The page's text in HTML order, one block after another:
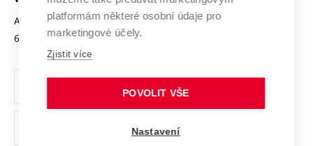
Projekty ze strukturálních fondů
Specifický výzkum
Vyznamenání
Organizační struktura
Ochrana osobních údajů
odkaz)
Antonínská 548/1
602 00 Brno
www.vut.cz
vut@vutbr.cz
platformám některé osobní údaje pro
marketingové účely.
Zjistit více
POVOLIT VŠE
Nastavení